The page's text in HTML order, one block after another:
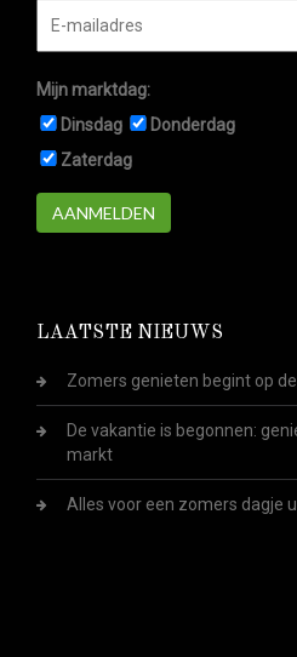
Mijn marktdag:
Dinsdag
Donderdag
Zaterdag
AANMELDEN
LAATSTE NIEUWS
Zomers genieten begint op
De vakantie is begonnen:
markt
Alles voor een zomers dagje